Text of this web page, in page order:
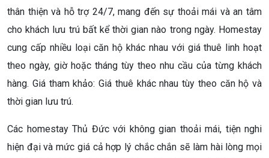
thân thiện và hỗ trợ 24/7, mang đến sự thoải mái và an tâm
cho khách lưu trú bất kể thời gian nào trong ngày. Homestay
cung cấp nhiều loại căn hộ khác nhau với giá thuê linh hoạt
theo ngày, giờ hoặc tháng tùy theo nhu cầu của từng khách
hàng. Giá tham khảo: Giá thuê khác nhau tùy theo căn hộ và
thời gian lưu trú.
Các homestay Thủ Đức với không gian thoải mái, tiện nghi
hiện đại và mức giá cả hợp lý chắc chắn sẽ làm hài lòng mọi